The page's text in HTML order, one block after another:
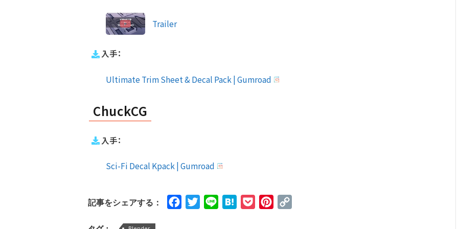
Trailer
入手：
Ultimate Trim Sheet & Decal Pack | Gumroad
ChuckCG
入手：
Sci-Fi Decal Kpack | Gumroad
記事をシェアする： FacebookTwitterLine HatenaPocketPinterest